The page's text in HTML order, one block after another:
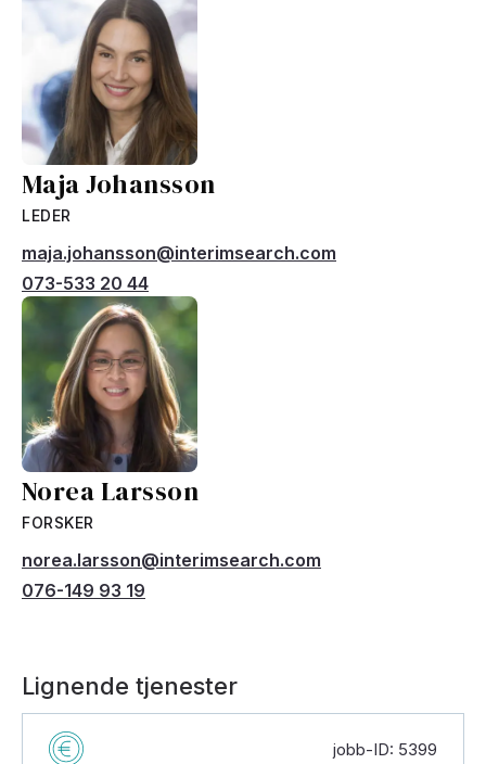
Maja Johansson
LEDER
maja.johansson@interimsearch.com
073-533 20 44
Norea Larsson
FORSKER
norea.larsson@interimsearch.com
076-149 93 19
Lignende tjenester
jobb-ID: 5399